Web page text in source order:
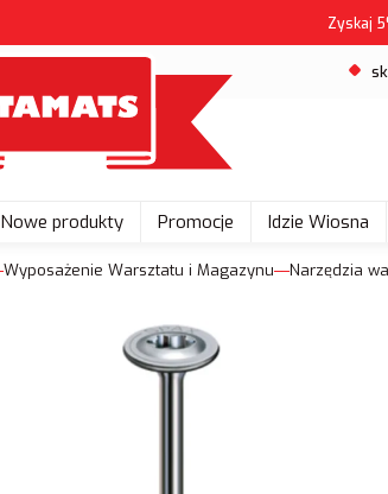
Zyskaj
Nowe produkty Promocje Idzie Wiosna
Wyposażenie Warsztatu i Magazynu Narzędzia